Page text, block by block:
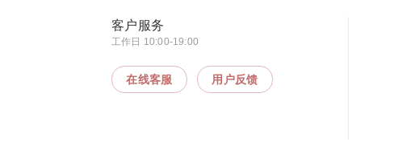
客户服务
工作日 10:00-19:00
在线客服 用户反馈